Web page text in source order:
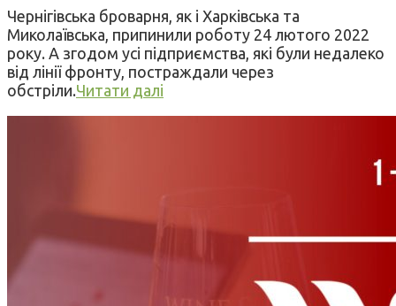
Чернігівська броварня, як і Харківська та
Миколаївська, припинили роботу 24 лютого 2022
року. А згодом усі підприємства, які були недалеко
від лінії фронту, постраждали через
обстріли.Читати далі